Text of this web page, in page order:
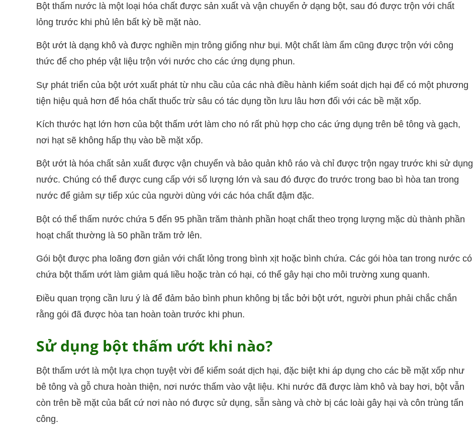
Bột thấm nước là một loại hóa chất được sản xuất và vận chuyển ở dạng bột, sau đó được trộn với chất
lỏng trước khi phủ lên bất kỳ bề mặt nào.
Bột ướt là dạng khô và được nghiền mịn trông giống như bụi. Một chất làm ẩm cũng được trộn với công
thức để cho phép vật liệu trộn với nước cho các ứng dụng phun.
Sự phát triển của bột ướt xuất phát từ nhu cầu của các nhà điều hành kiểm soát dịch hại để có một phương
tiện hiệu quả hơn để hóa chất thuốc trừ sâu có tác dụng tồn lưu lâu hơn đối với các bề mặt xốp.
Kích thước hạt lớn hơn của bột thấm ướt làm cho nó rất phù hợp cho các ứng dụng trên bê tông và gạch,
nơi hạt sẽ không hấp thụ vào bề mặt xốp.
Bột ướt là hóa chất sản xuất được vận chuyển và bảo quản khô ráo và chỉ được trộn ngay trước khi sử dụng
nước. Chúng có thể được cung cấp với số lượng lớn và sau đó được đo trước trong bao bì hòa tan trong
nước để giảm sự tiếp xúc của người dùng với các hóa chất đậm đặc.
Bột có thể thấm nước chứa 5 đến 95 phần trăm thành phần hoạt chất theo trọng lượng mặc dù thành phần
hoạt chất thường là 50 phần trăm trở lên.
Gói bột được pha loãng đơn giản với chất lỏng trong bình xịt hoặc bình chứa. Các gói hòa tan trong nước có
chứa bột thấm ướt làm giảm quá liều hoặc tràn có hại, có thể gây hại cho môi trường xung quanh.
Điều quan trọng cần lưu ý là để đảm bảo bình phun không bị tắc bởi bột ướt, người phun phải chắc chắn
rằng gói đã được hòa tan hoàn toàn trước khi phun.
Sử dụng bột thấm ướt khi nào?
Bột thấm ướt là một lựa chọn tuyệt vời để kiểm soát dịch hại, đặc biệt khi áp dụng cho các bề mặt xốp như
bê tông và gỗ chưa hoàn thiện, nơi nước thấm vào vật liệu. Khi nước đã được làm khô và bay hơi, bột vẫn
còn trên bề mặt của bất cứ nơi nào nó được sử dụng, sẵn sàng và chờ bị các loài gây hại và côn trùng tấn
công.